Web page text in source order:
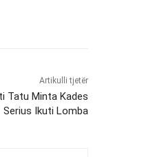
Artikulli tjetër
Tatu Minta Kades
Serius Ikuti Lomba